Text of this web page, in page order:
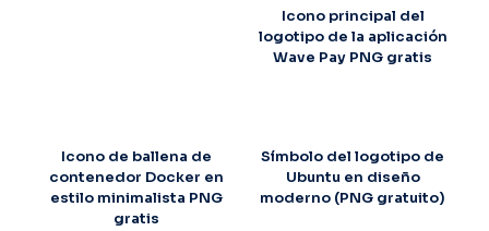
Icono principal del
logotipo de la aplicación
Wave Pay PNG gratis
Icono de ballena de
contenedor Docker en
estilo minimalista PNG
gratis
Símbolo del logotipo de
Ubuntu en diseño
moderno (PNG gratuito)